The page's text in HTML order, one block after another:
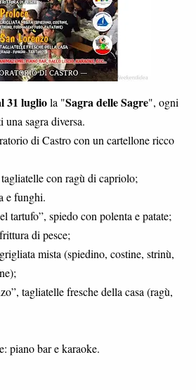
31 lugliola "Sagra delle Sagre", ogni
una sagra diversa.
di Castro con un cartellone ricco
con ragù di capriolo;
e funghi.
tartufo”, spiedo con polenta e patate;
di pesce;
mista (spiedino, costine, strinù,
tagliatelle fresche della casa (ragù,
piano bar e karaoke.